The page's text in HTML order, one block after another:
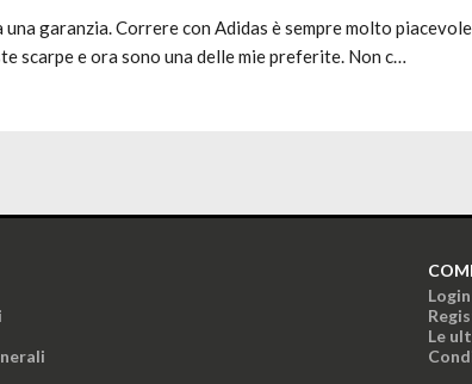
una garanzia. Correre con Adidas è sempre molto
scarpe e ora sono una delle mie preferite. Non c…
Login
Le